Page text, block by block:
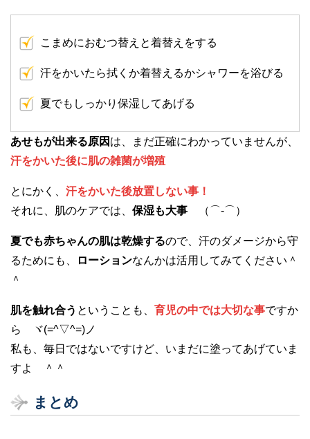
こまめにおむつ替えと着替えをする
汗をかいたら拭くか着替えるかシャワーを浴びる
夏でもしっかり保湿してあげる
あせもが出来る原因 は、まだ正確にわかっていませんが、
汗をかいた後に肌の雑菌が増殖
とにかく、 汗をかいた後放置しない事！
それに、肌のケアでは、 保湿も大事 （⌒-⌒）
夏でも赤ちゃんの肌は乾燥するので、汗のダメージから守
るためにも、
ローションなんかは活用してみてください＾
＾
肌を触れ合う ということも、 育児の中では大切な事ですか
ら ヾ(=^▽^=)ノ
私も、毎日ではないですけど、いまだに塗ってあげていま
すよ ＾＾
まとめ